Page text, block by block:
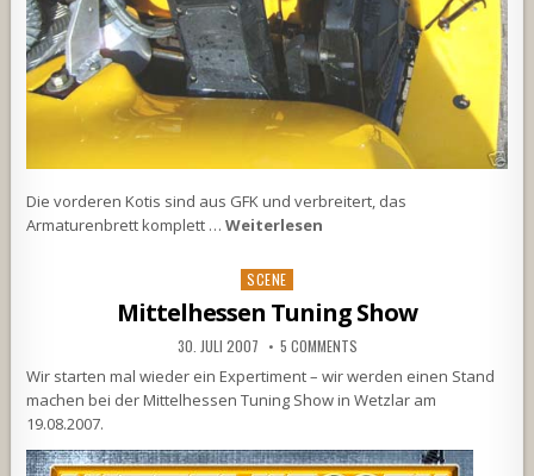
Die vorderen Kotis sind aus GFK und verbreitert, das
Armaturenbrett komplett …Weiterlesen
Posted
SCENE
Mittelhessen Tuning Show
30. JULI 2007 5 COMMENTS
Wir starten mal wieder ein Expertiment – wir werden einen Stand
machen bei der Mittelhessen Tuning Show in Wetzlar am
19.08.2007.